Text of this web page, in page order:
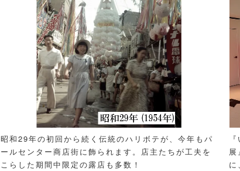
昭和29年の初回から続く伝統のハリボテが、今年もパ
ールセンター商店街に飾られます。店主たちが工夫を
こらした期間中限定の露店も多数！